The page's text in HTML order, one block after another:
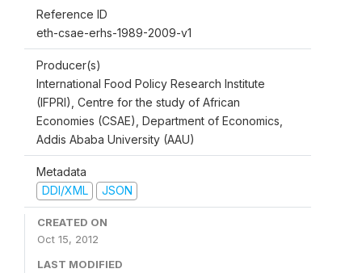
Reference ID
eth-csae-erhs-1989-2009-v1
Producer(s)
International Food Policy Research Institute
(IFPRI), Centre for the study of African
Economies (CSAE), Department of Economics,
Addis Ababa University (AAU)
Metadata
DDI/XML
JSON
CREATED ON
Oct 15, 2012
LAST MODIFIED